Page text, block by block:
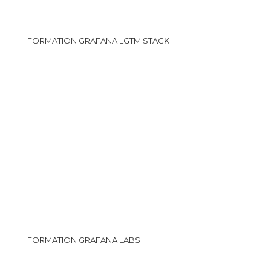
FORMATION GRAFANA LGTM STACK
FORMATION GRAFANA LABS